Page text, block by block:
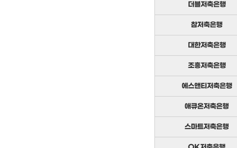
더블저축은행
참저축은행
대한저축은행
조흥저축은행
에스앤티저축은행
애큐온저축은행
스마트저축은행